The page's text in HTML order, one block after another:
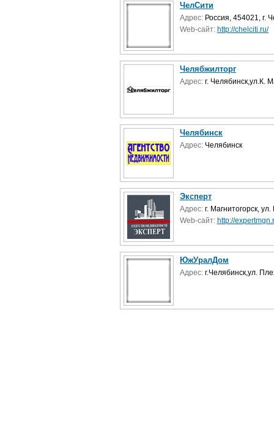
ЧелСити
Адрес: Россия, 454021, г.
Web-сайт: http://chelciti.ru/
Челябжилторг
Адрес: г. Челябинск,ул.К.
Челябинск
Адрес: Челябинск
Эксперт
Адрес: г. Магнитогорск,
Web-сайт: http://
ЮжУралДом
Адрес: г.Челябинск,ул.